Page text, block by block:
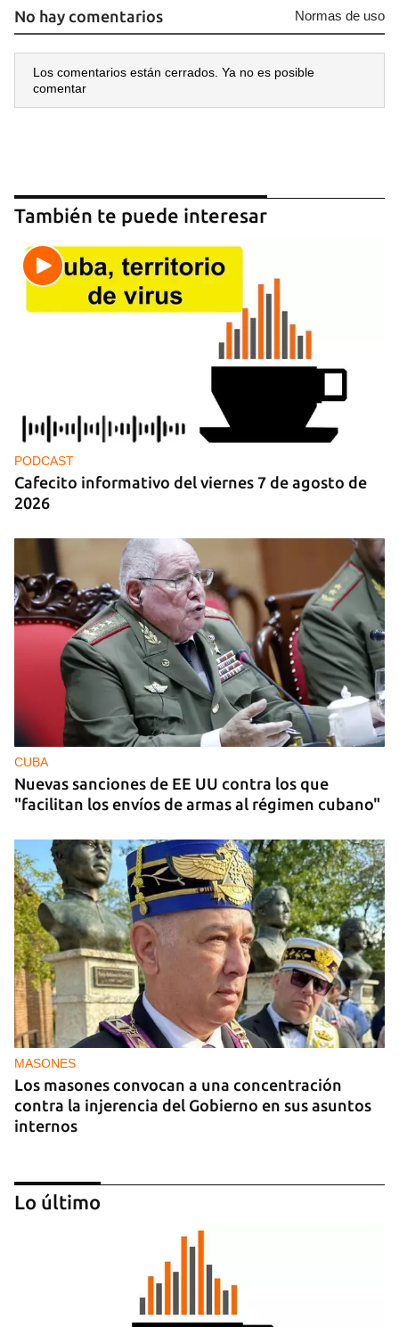
No hay comentarios Normas de uso
Los comentarios están cerrados. Ya no es posible
comentar
También te puede interesar
PODCAST
Cafecito informativo del viernes 7 de agosto de
2026
CUBA
Nuevas sanciones de EE UU contra los que
"facilitan los envíos de armas al régimen cubano"
MASONES
Los masones convocan a una concentración
contra la injerencia del Gobierno en sus asuntos
internos
Lo último